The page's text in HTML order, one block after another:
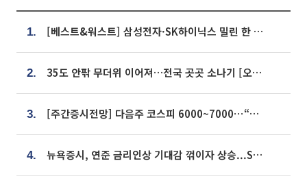
1. [베스트&워스트] 삼성전자·SK하이닉스 밀린 한 주…상상인증권은 85% 급등
2. 35도 안팎 무더위 이어져…전국 곳곳 소나기 [오늘 날씨]
3. [주간증시전망] 다음주 코스피 6000~7000⋯“外人 수급은 정책이 변수”
4. 뉴욕증시, 연준 금리인상 기대감 꺾이자 상승...S&P500 사상 최고치 [종합]